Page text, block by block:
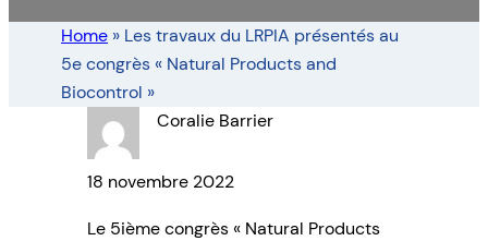
Home » Les travaux du LRPIA présentés au
5e congrès « Natural Products and
Biocontrol »
Coralie Barrier
18 novembre 2022
Le 5ième congrès « Natural Products